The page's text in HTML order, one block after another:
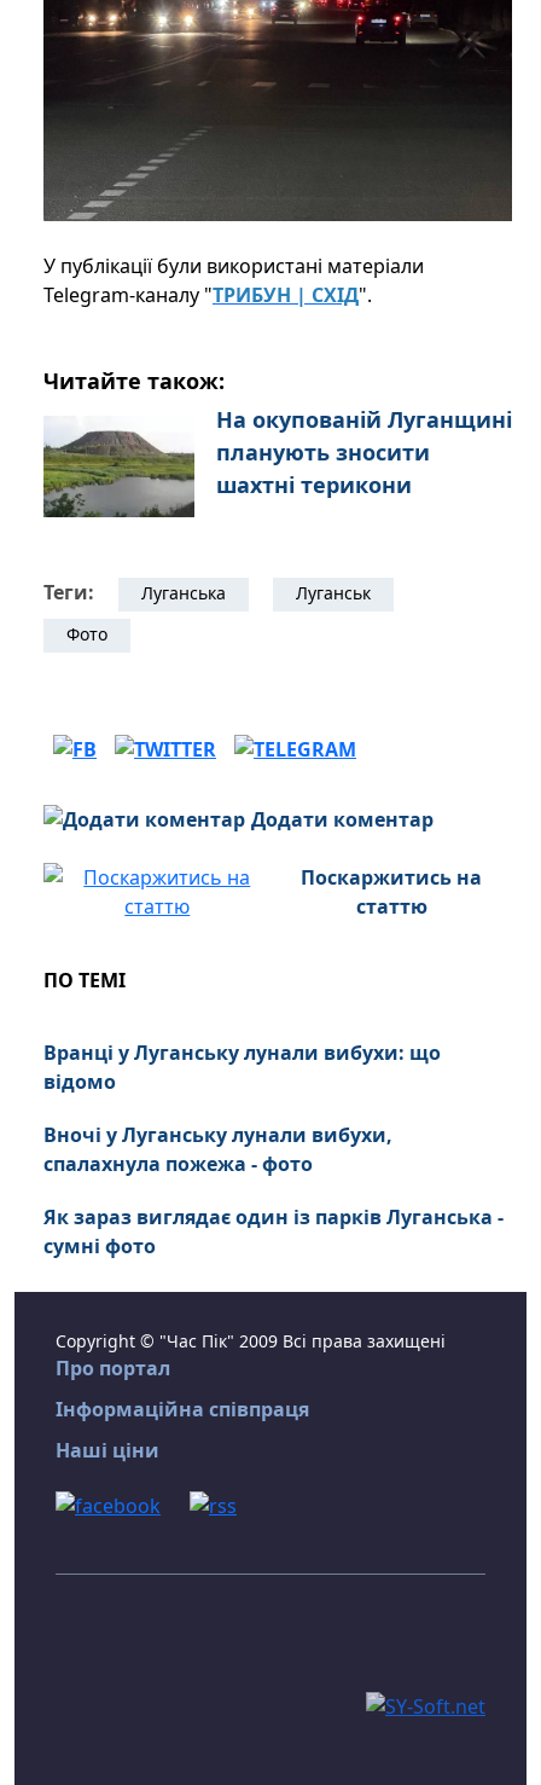
У публікації були використані матеріали
Telegram-каналу "ТРИБУН | СХІД".
Читайте також:
На окупованій Луганщині
планують зносити
шахтні терикони
Теги: Луганська
Луганськ
Фото
Додати коментар
Поскаржитись на
статтю
ПО ТЕМІ
Вранці у Луганську лунали вибухи: що
відомо
Вночі у Луганську лунали вибухи,
спалахнула пожежа - фото
Як зараз виглядає один із парків Луганська -
сумні фото
Copyright © "Час Пік" 2009 Всі права захищені
Про портал
Інформаційна співпраця
Наші ціни